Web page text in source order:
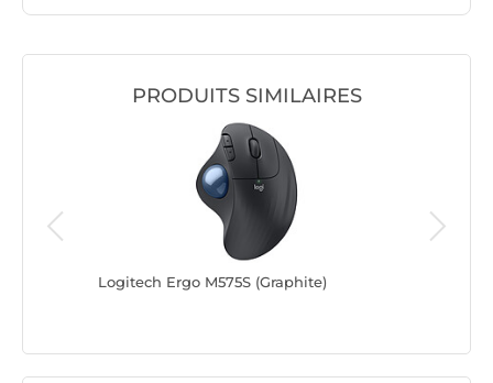
PRODUITS SIMILAIRES
Logitech Ergo M575S (Graphite)